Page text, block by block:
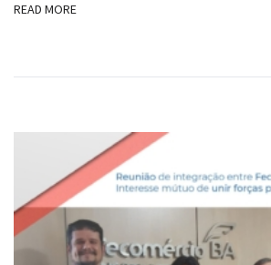
READ MORE